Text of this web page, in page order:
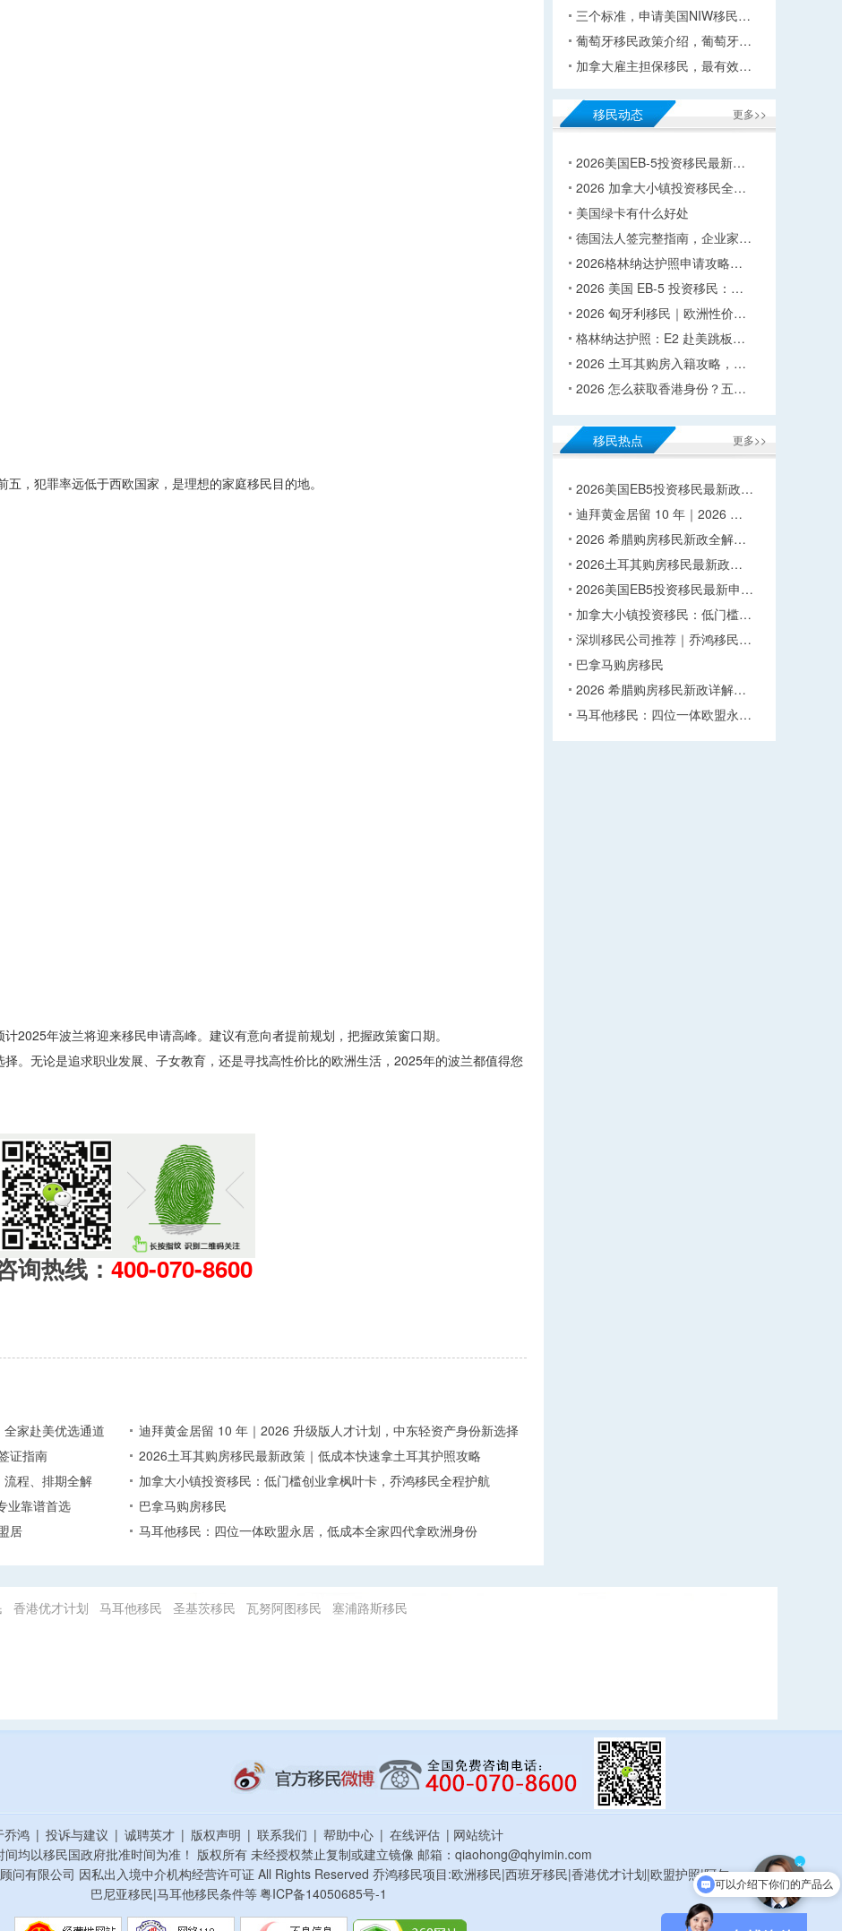
，犯罪率远低于西欧国家，是理想的家庭移民目的地。
2025年波兰将迎来移民申请高峰。建议有意向者提前规划，把握政策窗口期。
。无论是追求职业发展、子女教育，还是寻找高性价比的欧洲生活，2025年的波兰都值得您
询热线： 400-070-8600
家赴美优选通道
迪拜黄金居留 10 年｜2026 升级版人才计划，中东轻资产身份新选择
证指南
2026土耳其购房移民最新政策｜低成本快速拿土耳其护照攻略
程、排期全解
加拿大小镇投资移民：低门槛创业拿枫叶卡，乔鸿移民全程护航
业靠谱首选
巴拿马购房移民
居
马耳他移民：四位一体欧盟永居，低成本全家四代拿欧洲身份
三个标准，申请美国NIW移民…
葡萄牙移民政策介绍，葡萄牙…
加拿大雇主担保移民，最有效…
更多>>
移民动态
2026美国EB-5投资移民最新…
2026 加拿大小镇投资移民全…
美国绿卡有什么好处
德国法人签完整指南，企业家…
2026格林纳达护照申请攻略…
2026 美国 EB-5 投资移民：…
2026 匈牙利移民｜欧洲性价…
格林纳达护照：E2 赴美跳板…
2026 土耳其购房入籍攻略，…
2026 怎么获取香港身份？五…
更多>>
移民热点
2026美国EB5投资移民最新政…
迪拜黄金居留 10 年｜2026 …
2026 希腊购房移民新政全解…
2026土耳其购房移民最新政…
2026美国EB5投资移民最新申…
加拿大小镇投资移民：低门槛…
深圳移民公司推荐｜乔鸿移民…
巴拿马购房移民
2026 希腊购房移民新政详解…
马耳他移民：四位一体欧盟永…
香港优才计划 马耳他移民 圣基茨移民 瓦努阿图移民 塞浦路斯移民
乔鸿 | 投诉与建议 | 诚聘英才 | 版权声明 | 联系我们 | 帮助中心 | 在线评估 | 网站统计
均以移民国政府批准时间为准！ 版权所有 未经授权禁止复制或建立镜像 邮箱：qiaohong@qhyimin.com
问有限公司 因私出入境中介机构经营许可证 All Rights Reserved 乔鸿移民项目:欧洲移民|西班牙移民|香港优才计划|欧盟护照|阿尔
巴尼亚移民|马耳他移民条件等粤ICP备14050685号-1 你们是怎么收费的呢
×